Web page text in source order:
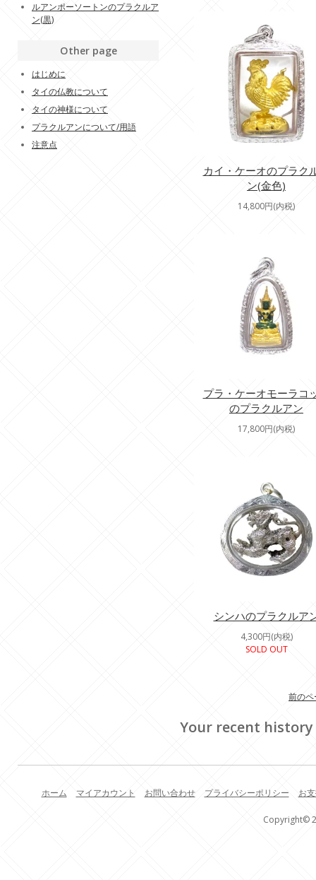
カイ・ケーオのプラク
ン(金色)
14,800円(内税)
プラ・ケーオモーラコ
のプラクルアン
17,800円(内税)
シンハのプラクルア
4,300円(内税)
SOLD OUT
前の
Your recent history
ルアンポーソートンのプラクルア
ン(黒)
Other page
はじめに
タイの仏教について
タイの神様について
プラクルアンについて/用語
注意点
ホーム マイアカウント お問い合わせ プライバシーポリシー お
Copyright©